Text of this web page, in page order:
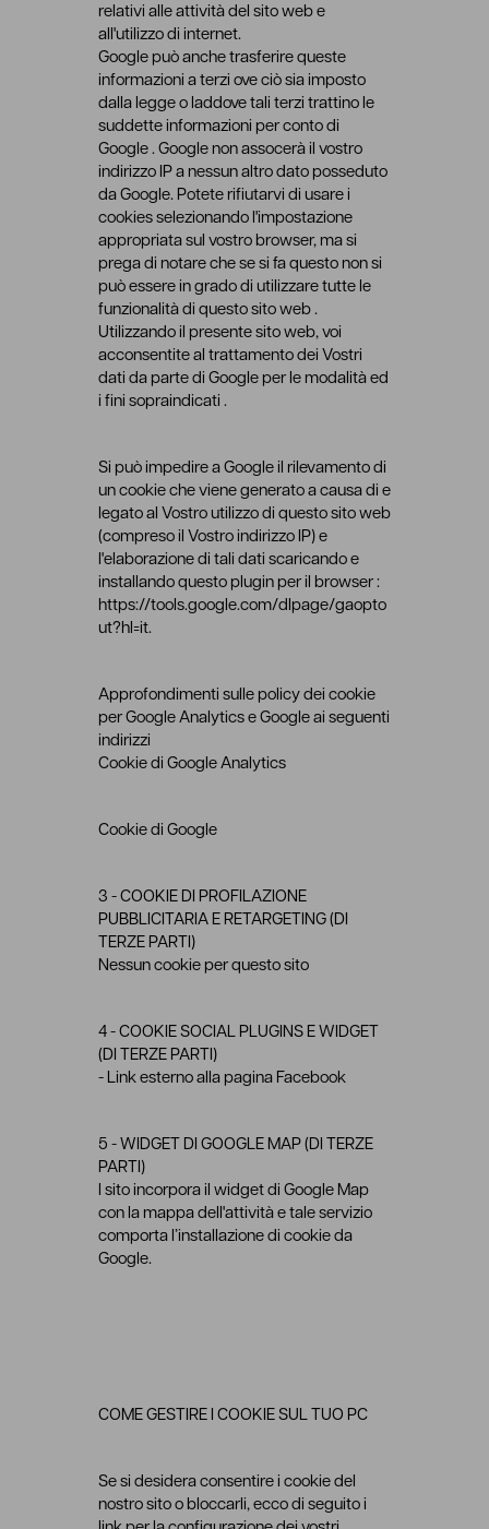
relativi alle attività del sito web e
all'utilizzo di internet.
Google può anche trasferire queste
informazioni a terzi ove ciò sia imposto
dalla legge o laddove tali terzi trattino le
suddette informazioni per conto di
Google . Google non assocerà il vostro
indirizzo IP a nessun altro dato posseduto
da Google. Potete rifiutarvi di usare i
cookies selezionando l'impostazione
appropriata sul vostro browser, ma si
prega di notare che se si fa questo non si
può essere in grado di utilizzare tutte le
funzionalità di questo sito web .
Utilizzando il presente sito web, voi
acconsentite al trattamento dei Vostri
dati da parte di Google per le modalità ed
i fini sopraindicati .
Si può impedire a Google il rilevamento di
un cookie che viene generato a causa di e
legato al Vostro utilizzo di questo sito web
(compreso il Vostro indirizzo IP) e
l'elaborazione di tali dati scaricando e
installando questo plugin per il browser :
https://tools.google.com/dlpage/gaopto
ut?hl=it.
Approfondimenti sulle policy dei cookie
per Google Analytics e Google ai seguenti
indirizzi
Cookie di Google Analytics
Cookie di Google
3 - COOKIE DI PROFILAZIONE
PUBBLICITARIA E RETARGETING (DI
TERZE PARTI)
Nessun cookie per questo sito
4 - COOKIE SOCIAL PLUGINS E WIDGET
(DI TERZE PARTI)
- Link esterno alla pagina Facebook
5 - WIDGET DI GOOGLE MAP (DI TERZE
PARTI)
l sito incorpora il widget di Google Map
con la mappa dell'attività e tale servizio
comporta l’installazione di cookie da
Google.
COME GESTIRE I COOKIE SUL TUO PC
Se si desidera consentire i cookie del
nostro sito o bloccarli, ecco di seguito i